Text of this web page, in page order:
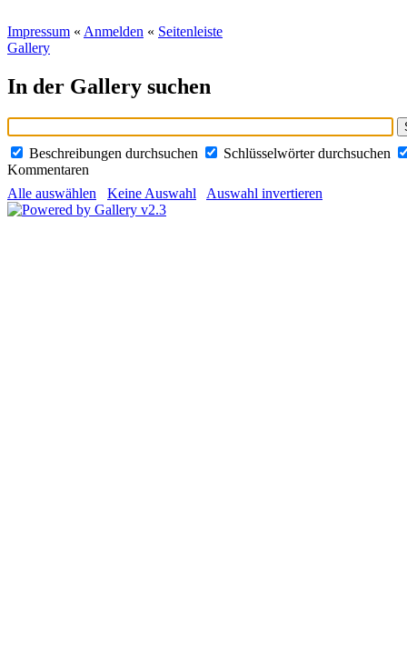
Impressum « Anmelden « Seitenleiste
Gallery
In der Gallery suchen
Beschreibungen durchsuchen
Schlüsselwörter durchsuchen
Kommentaren
Alle auswählen
Keine Auswahl Auswahl invertieren